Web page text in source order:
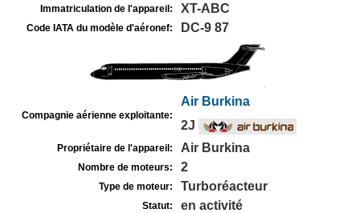
Immatriculation de l'appareil: XT-ABC
Code IATA du modèle d'aéronef: DC-9 87
Compagnie aérienne exploitante:
Air Burkina
2J
Propriétaire de l'appareil: Air Burkina
Nombre de moteurs: 2
Type de moteur: Turboréacteur
Statut: en activité